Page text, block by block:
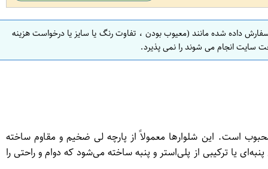
داده شده مانند (معیوب بودن ، تفاوت رنگ یا سایز یا درخواست هزینه
سایت انجام می شوند را نمی پذیرد.
است. این شلوارها معمولاً از پارچه لی ضخیم و مقاوم ساخته
یا ترکیبی از پلی‌استر و پنبه ساخته می‌شود که دوام و راحتی را